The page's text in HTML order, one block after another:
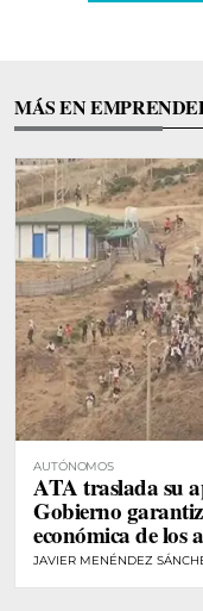
MÁS EN
AUTÓNOMOS
ATA traslada su
Gobierno
económica de los
JAVIER MENÉNDEZ